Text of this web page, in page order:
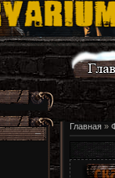
Главная»